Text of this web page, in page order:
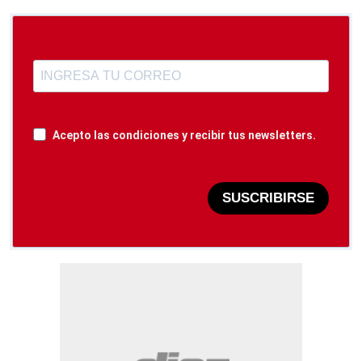
Acepto las condiciones y recibir tus newsletters.
SUSCRIBIRSE